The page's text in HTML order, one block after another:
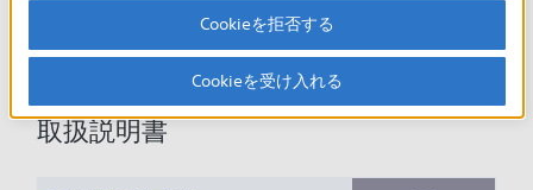
取扱説明書
Cookieを拒否する
Cookieを受け入れる